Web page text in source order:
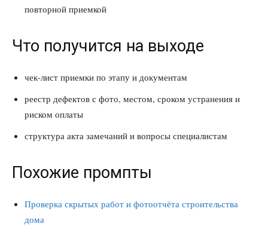
повторной приемкой
Что получится на выходе
чек-лист приемки по этапу и документам
реестр дефектов с фото, местом, сроком устранения и
риском оплаты
структура акта замечаний и вопросы специалистам
Похожие промпты
Проверка скрытых работ и фотоотчёта строительства
дома